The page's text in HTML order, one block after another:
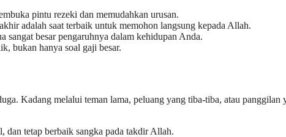
pintu rezeki dan memudahkan urusan.
adalah saat terbaik untuk memohon langsung kepada Allah.
sangat besar pengaruhnya dalam kehidupan Anda.
bukan hanya soal gaji besar.
Kadang melalui teman lama, peluang yang tiba-tiba, atau panggilan
dan tetap berbaik sangka pada takdir Allah.